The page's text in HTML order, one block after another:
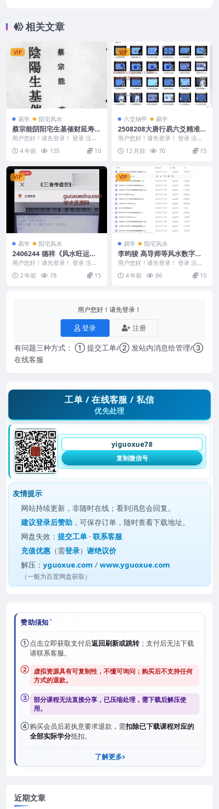
相关文章
VIP
易学 阳宅风水
蔡宗能阴阳宅生基催财延寿秘
笈PDF电子书6册
用户您好！请先登录！ 登录 注册
蔡宗能阴阳宅生基催财延寿秘笈P
DF电子书6册 ...
4 年前 155 10
VIP
六爻纳甲 易学
2508208大唐行易六爻精准预
测周易解读29集视频Y
用户您好！请先登录！ 登录 注册
大唐行易六爻精准预测周易解读29
集视频Y 25...
12 月前 70 15
VIP
易学 阳宅风水
2406244 德祥《风水旺运秘
法大放送精准催桃花的三个秘
法》催桃花必学1集
用户您好！请先登录！ 登录 注册
德祥《风水旺运秘法大放送精准催
桃花的三个秘法》...
2 年前 78 15
VIP
易学 阳宅风水
李昀骏 高导师等风水数字音
频收录57
用户您好！请先登录！ 登录 注册
李昀骏 高导师等风水数字音频收
录57 李昀骏...
4 年前 86 10
用户您好！请先登录！
登录 注册
有问题三种方式： ① 提交工单/② 发站内消息给管理/③
在线客服
工单 / 在线客服 / 私信
优先处理
yiguoxue78
复制微信号
友情提示
网站持续更新，非随时在线；看到消息会回复。
建议登录后赞助 ，可保存订单，随时查看下载地址。
网盘失效：提交工单 ·联系客服
充值优惠 （需登录）谢绝议价
解压：yguoxue.com /www.yguoxue.com
（一般为百度网盘获取）
赞助须知
①点击立即获取支付后返回刷新或跳转；支付后无法下载
请联系客服。
② 虚拟资源具有可复制性，不懂可询问；购买后不支持任何
方式的退款。
③ 部分课程无法直接分享，已压缩处理，需下载后解压使
用。
④购买会员后若执意要求退款，需扣除已下载课程对应的
全部实际学分抵扣。
了解更多
近期文章